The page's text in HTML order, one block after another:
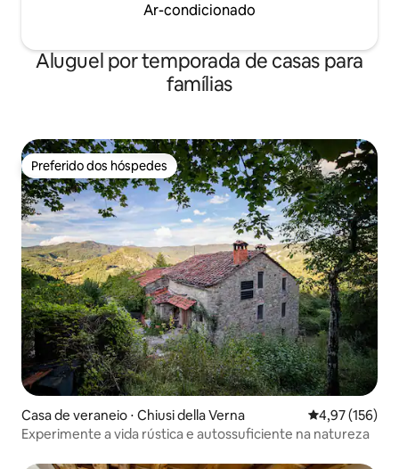
Ar-condicionado
Aluguel por temporada de casas para
famílias
Preferido dos hóspedes
Preferido dos hóspedes
Casa de veraneio ⋅ Chiusi della Verna 4,97 de uma
4,97 (156)
Experimente a vida rústica e autossuficiente na natureza